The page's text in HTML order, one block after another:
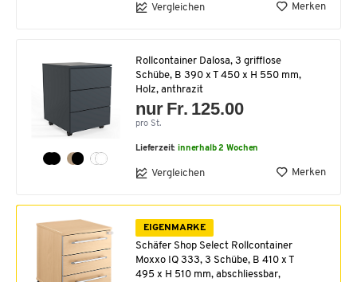
Vergleichen Merken
Rollcontainer Dalosa, 3 grifflose
Schübe, B 390 x T 450 x H 550 mm,
Holz, anthrazit
nur Fr. 125.00
pro St.
Lieferzeit:innerhalb 2 Wochen
Vergleichen Merken
EIGENMARKE
Schäfer Shop Select Rollcontainer
Moxxo IQ 333, 3 Schübe, B 410 x T
495 x H 510 mm, abschliessbar,